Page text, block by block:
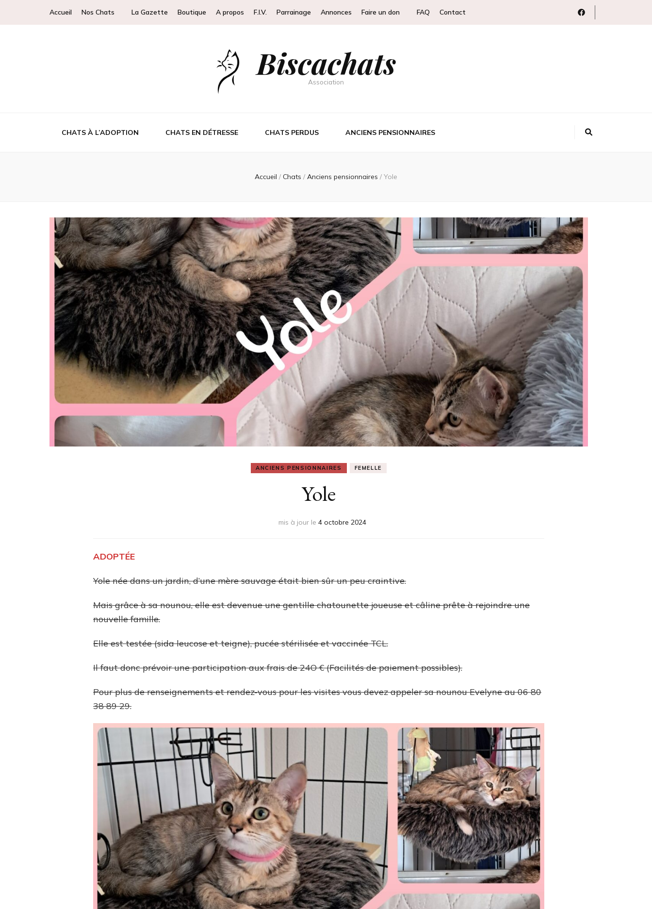
Accueil Nos Chats La Gazette Boutique A propos F.I.V. Parrainage Annonces Faire un don FAQ Contact
Biscachats
Association
CHATS À L’ADOPTION CHATS EN DÉTRESSE CHATS PERDUS ANCIENS PENSIONNAIRES
Accueil / Chats / Anciens pensionnaires / Yole
ANCIENS PENSIONNAIRES FEMELLE
Yole
mis à jour le 4 octobre 2024
ADOPTÉE
Yole née dans un jardin, d’une mère sauvage était bien sûr un peu craintive.
Mais grâce à sa nounou, elle est devenue une gentille chatounette joueuse et câline prête à rejoindre une
nouvelle famille.
Elle est testée (sida leucose et teigne), pucée stérilisée et vaccinée TCL.
Il faut donc prévoir une participation aux frais de 24O € (Facilités de paiement possibles).
Pour plus de renseignements et rendez-vous pour les visites vous devez appeler sa nounou Evelyne au 06 80
38 89 29.